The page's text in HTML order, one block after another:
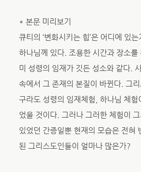
* 본문 미리보기
큐티의 ‘변화시키는 힘’은 어디에 있
하나님께 있다. 조용한 시간과 장소를
미 성령의 임재가 깃든 성소와 같다.
속에서 그 존재의 본질이 바뀐다. 그
구라도 성령의 임재체험, 하나님 체험
었을 것이다. 그러나 그러한 체험이
있었던 간증일뿐 현재의 모습은 전혀
된 그리스도인들이 얼마나 많은가?